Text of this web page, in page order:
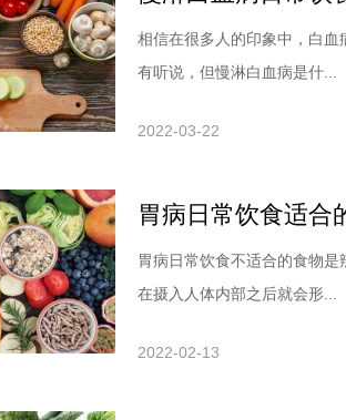
相信在很多人的印象中，白
有听说，但慢淋白血病是什...
2022-03-22
胃病日常饮食适合
胃病日常饮食不适合的食物
在摄入人体内部之后就会形...
2022-02-13